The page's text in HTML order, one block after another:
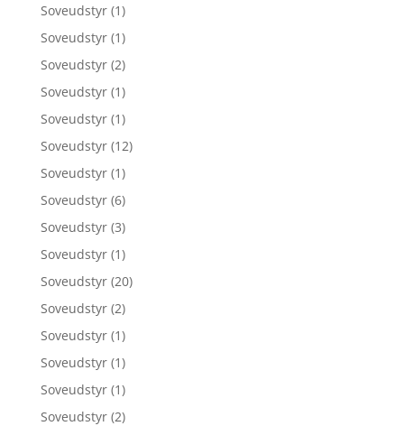
Soveudstyr (1)
Soveudstyr (1)
Soveudstyr (2)
Soveudstyr (1)
Soveudstyr (1)
Soveudstyr (12)
Soveudstyr (1)
Soveudstyr (6)
Soveudstyr (3)
Soveudstyr (1)
Soveudstyr (20)
Soveudstyr (2)
Soveudstyr (1)
Soveudstyr (1)
Soveudstyr (1)
Soveudstyr (2)